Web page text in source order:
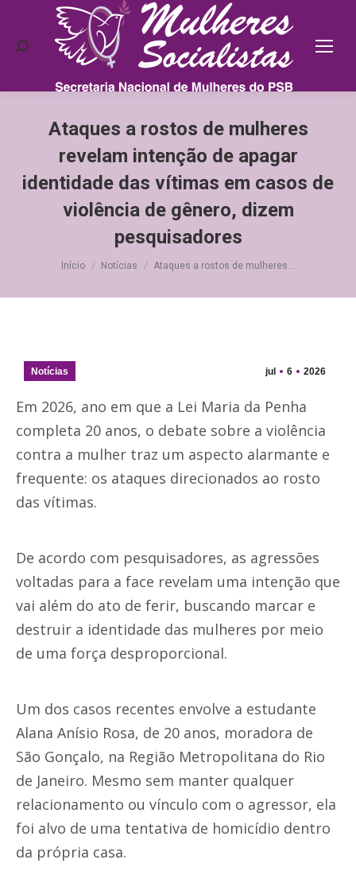
Search:
Ataques a rostos de mulheres
revelam intenção de apagar
identidade das vítimas em casos de
violência de gênero, dizem
pesquisadores
Você está aqui:
Início Notícias Ataques a rostos de mulheres…
jul 6 2026
Notícias
Em 2026, ano em que a Lei Maria da Penha
completa 20 anos, o debate sobre a violência
contra a mulher traz um aspecto alarmante e
frequente: os ataques direcionados ao rosto
das vítimas.
De acordo com pesquisadores, as agressões
voltadas para a face revelam uma intenção que
vai além do ato de ferir, buscando marcar e
destruir a identidade das mulheres por meio
de uma força desproporcional.
Um dos casos recentes envolve a estudante
Alana Anísio Rosa, de 20 anos, moradora de
São Gonçalo, na Região Metropolitana do Rio
de Janeiro. Mesmo sem manter qualquer
relacionamento ou vínculo com o agressor, ela
foi alvo de uma tentativa de homicídio dentro
da própria casa.